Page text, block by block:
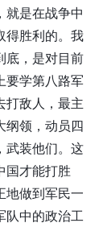
就是在战争中
得胜利的。我
底，是对目前
要学第八路军
打敌人，最主
纲领，动员四
武装他们。这
国才能打胜
地做到军民一
队中的政治工